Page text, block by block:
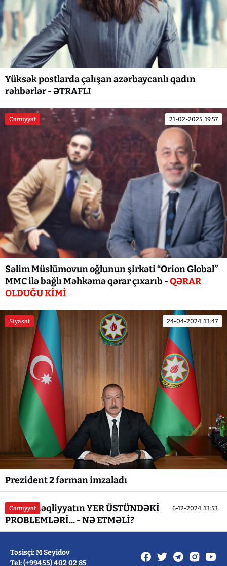
Yüksək postlarda çalışan azərbaycanlı qadın
rəhbərlər - ƏTRAFLI
Cəmiyyət 21-02-2025, 19:57
Səlim Müslümovun oğlunun şirkəti “Orion Global”
MMC ilə bağlı Məhkəmə qərar çıxarıb -QƏRAR
OLDUĞU KİMİ
Siyasət 24-04-2024, 13:47
Prezident 2 fərman imzaladı
Cəmiyyət 6-12-2024, 13:53
Yeraltı nəqliyyatın YER ÜSTÜNDƏKİ
PROBLEMLƏRİ... - NƏ ETMƏLİ?
Təsisçi: M Seyidov
Tel: (+99455) 402 02 85